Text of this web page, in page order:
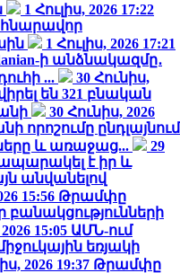
1 Հուլիս, 2026 17:22
1 Հուլիս, 2026 17:21
ի անձնակազմը․
...
30 Հունիս,
են 321 բնական
30 Հունիս, 2026
որոշումը ընդլայնում
և առաջաց...
29
է իր և
անվանելով
15:56 Թրամփը
15:05 ԱՄՆ-ում
եռյակի
2026 19:37 Թրամփը